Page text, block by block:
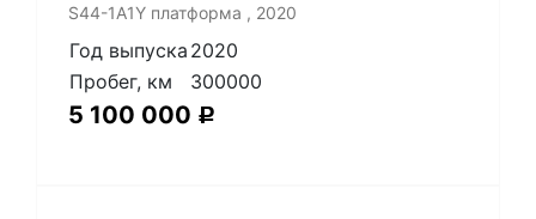
S44-1A1Y платформа , 2020
Год выпуска 2020
Пробег, км
300000
5 100 000 Р